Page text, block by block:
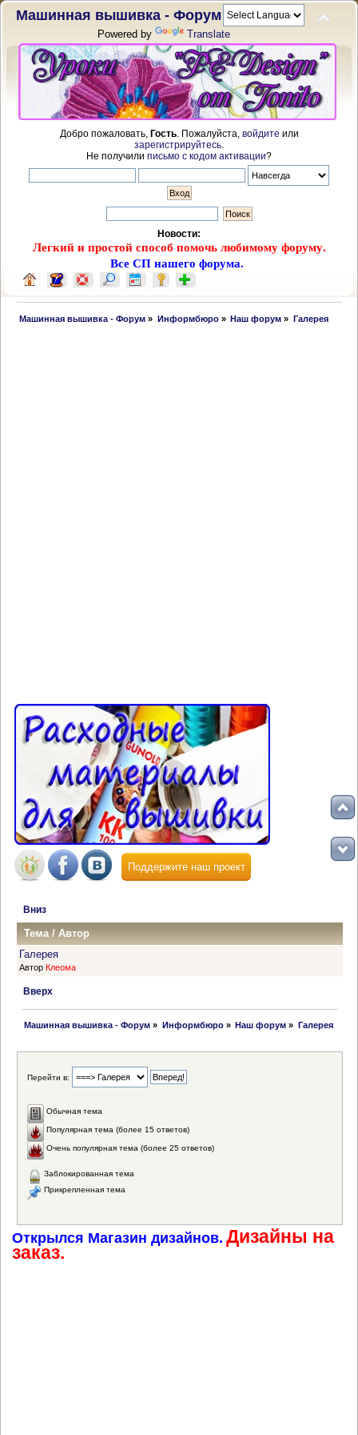
Машинная вышивка - Форум
Powered by Translate
Добро пожаловать, Гость. Пожалуйста, войдите или
зарегистрируйтесь
Не получили письмо с кодом активации?
Новости:
Легкий и простой способ помочь любимому форуму.
Все СП нашего форума.
Машинная вышивка - Форум » Информбюро» Наш форум » Галерея
Поддержите наш проект
Вниз
Тема/Автор
Галерея
Автор Клеома
Вверх
Машинная вышивка - Форум » Информбюро» Наш форум » Галерея
Перейти в:
Обычная тема
Популярная тема (более 15 ответов)
Очень популярная тема (более 25 ответов)
Заблокированная тема
Прикрепленная тема
Открылся Магазин дизайнов. Дизайны на
заказ.